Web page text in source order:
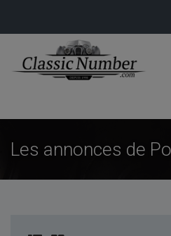
Les annonces de